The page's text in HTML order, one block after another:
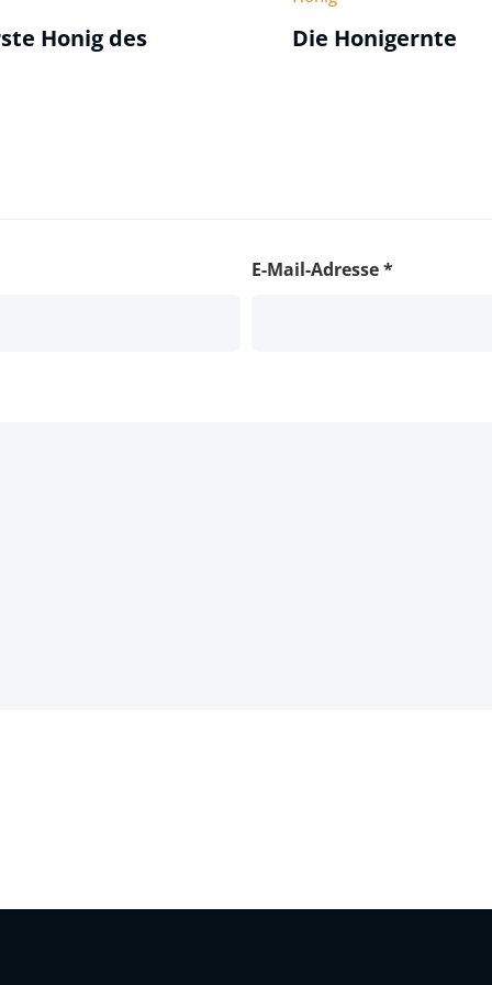
Honig des Die Honigernte
E-Mail-Adresse*